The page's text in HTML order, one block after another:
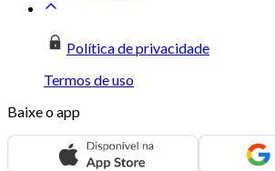
Política de privacidade
Termos de uso
Baixe o app